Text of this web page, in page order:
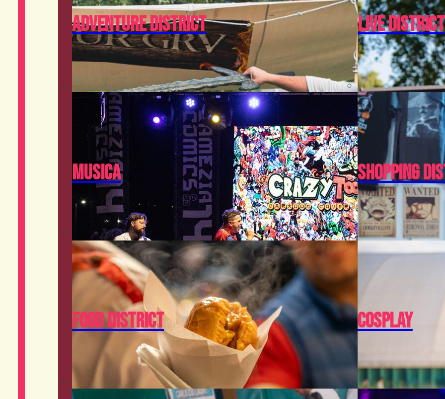
Adventure District Live District
Musica Shopping
Food District Cosplay